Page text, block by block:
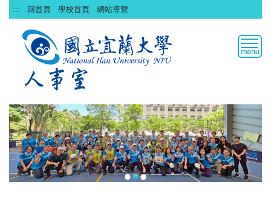
跳
到
::: 回首頁 學校首頁 網站導覽